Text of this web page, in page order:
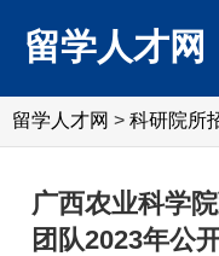
留学人才网
留学人才网 > 科研院所
广西农业科学
团队2023年公